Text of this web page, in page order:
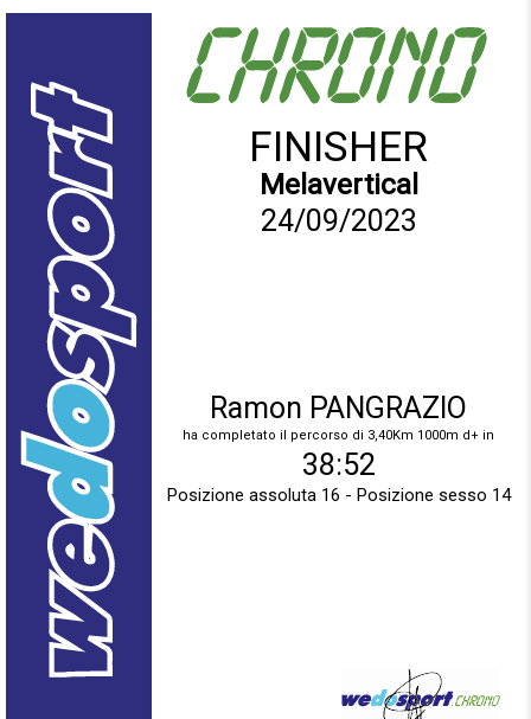
FINISHER
Melavertical
Ramon PANGRAZIO
ha completato il percorso di 3,40Km 1000m d+ in
Posizione assoluta 16 - Posizione sesso 14
38:52
24/09/2023